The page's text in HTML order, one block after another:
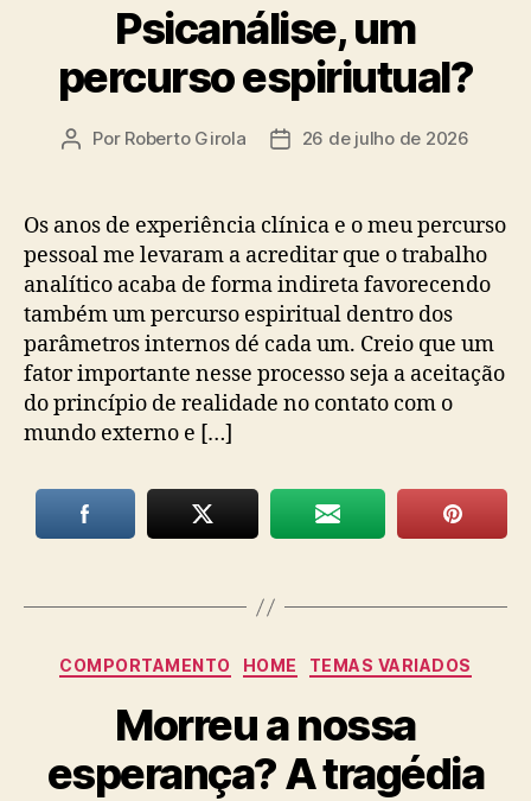
Psicanálise, um
percurso espiriutual?
Autor
Por Roberto Girola
Data26 de julho de 2026
Os anos de experiência clínica e o meu percurso
pessoal me levaram a acreditar que o trabalho
analítico acaba de forma indireta favorecendo
também um percurso espiritual dentro dos
parâmetros internos dé cada um. Creio que um
fator importante nesse processo seja a aceitação
do princípio de realidade no contato com o
mundo externo e […]
Categorias
COMPORTAMENTO HOME TEMAS VARIADOS
Morreu a nossa
esperança? A tragédia